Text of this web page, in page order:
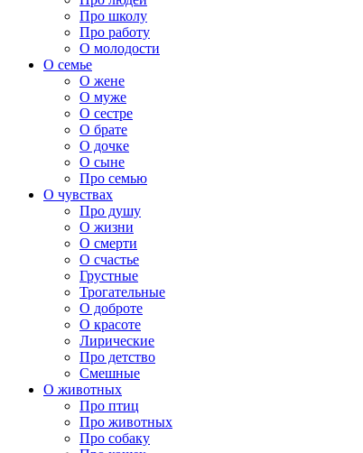
Про школу
Про работу
О молодости
О семье
О жене
О муже
О сестре
О брате
О дочке
О сыне
Про семью
О чувствах
Про душу
О жизни
О смерти
О счастье
Грустные
Трогательные
О доброте
О красоте
Лирические
Про детство
Смешные
О животных
Про птиц
Про животных
Про собаку